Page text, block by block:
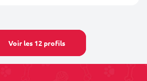
Voir les 12 profils